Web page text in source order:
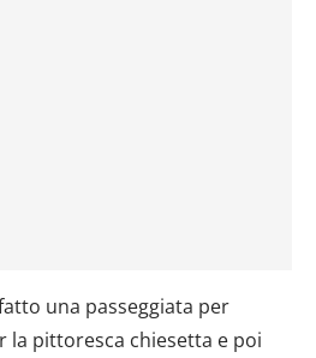
una passeggiata per
la pittoresca chiesetta e poi